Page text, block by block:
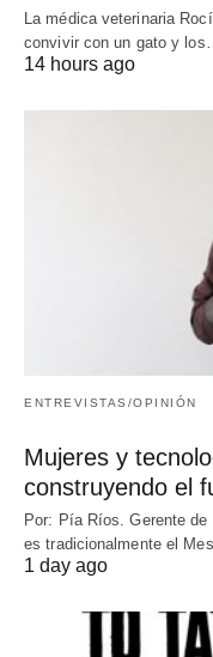
La médica veterinaria
convivir con un gato y los…
14 hours ago
ENTREVISTAS/OPINIÓN
Mujeres y
construyendo el
Por: Pía Ríos. Gerente
es tradicionalmente el
1 day ago